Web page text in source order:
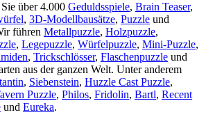
über 4.000 Geduldsspiele, Brain Teaser,
, 3D-Modellbausätze, Puzzle und
führen Metallpuzzle, Holzpuzzle,
, Legepuzzle, Würfelpuzzle, Mini-Puzzle,
, Trickschlösser, Flaschenpuzzle und
aus der ganzen Welt. Unter anderem
, Siebenstein, Huzzle Cast Puzzle,
Puzzle, Philos, Fridolin, Bartl, Recent
und Eureka.